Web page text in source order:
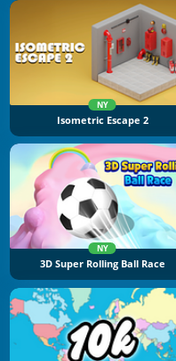
NY
Isometric Escape 2
NY
3D Super Rolling Ball Race